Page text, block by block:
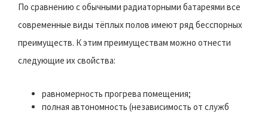
По сравнению с обычными радиаторными батареями все
современные виды тёплых полов имеют ряд бесспорных
преимуществ. К этим преимуществам можно отнести
следующие их свойства:
равномерность прогрева помещения;
полная автономность (независимость от служб